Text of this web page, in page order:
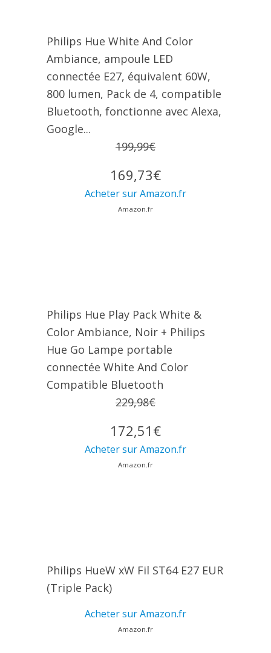
Philips Hue White And Color
Ambiance, ampoule LED
connectée E27, équivalent 60W,
800 lumen, Pack de 4, compatible
Bluetooth, fonctionne avec Alexa,
Google...
199,99€
169,73€
Acheter sur Amazon.fr
Amazon.fr
Philips Hue Play Pack White &
Color Ambiance, Noir + Philips
Hue Go Lampe portable
connectée White And Color
Compatible Bluetooth
229,98€
172,51€
Acheter sur Amazon.fr
Amazon.fr
Philips HueW xW Fil ST64 E27 EUR
(Triple Pack)
Acheter sur Amazon.fr
Amazon.fr